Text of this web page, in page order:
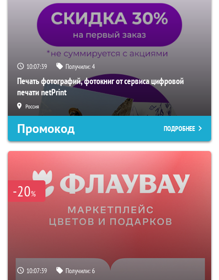
10:07:38 Получили:4
Печать фотографий, фотокниг от сервиса цифровой
печати netPrint
Россия
Промокод ПОДРОБНЕЕ
-20%
10:07:38 Получили:6